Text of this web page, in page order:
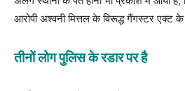
आरोपी अश्वनी मित्तल के विरूद्ध गैंगस्टर एक्ट
तीनों लोग पुलिस के रडार पर है